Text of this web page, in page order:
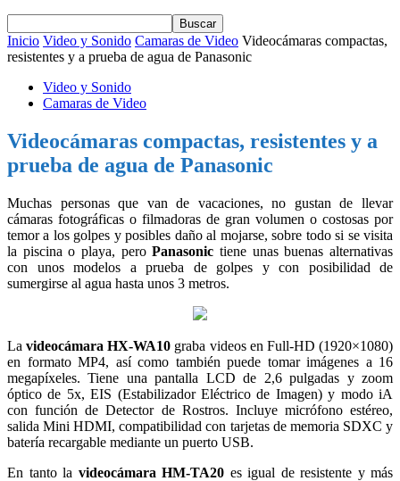
Inicio Video y Sonido Camaras de Video Videocámaras compactas,
resistentes y a prueba de agua de Panasonic
Video y Sonido
Camaras de Video
Videocámaras compactas, resistentes y a
prueba de agua de Panasonic
Muchas personas que van de vacaciones, no gustan de llevar
cámaras fotográficas o filmadoras de gran volumen o costosas por
temor a los golpes y posibles daño al mojarse, sobre todo si se visita
la piscina o playa, peroPanasonic tiene unas buenas alternativas
con unos modelos a prueba de golpes y con posibilidad de
sumergirse al agua hasta unos 3 metros.
Lavideocámara HX-WA10 graba videos en Full-HD (1920×1080)
en formato MP4, así como también puede tomar imágenes a 16
megapíxeles. Tiene una pantalla LCD de 2,6 pulgadas y zoom
óptico de 5x, EIS (Estabilizador Eléctrico de Imagen) y modo iA
con función de Detector de Rostros. Incluye micrófono estéreo,
salida Mini HDMI, compatibilidad con tarjetas de memoria SDXC y
batería recargable mediante un puerto USB.
En tanto la videocámara HM-TA20 es igual de resistente y más